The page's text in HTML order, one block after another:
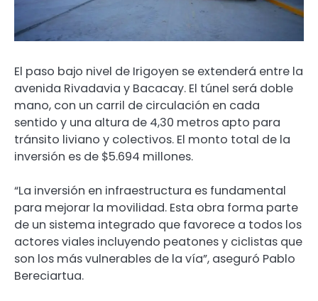
El paso bajo nivel de Irigoyen se extenderá entre la
avenida Rivadavia y Bacacay. El túnel será doble
mano, con un carril de circulación en cada
sentido y una altura de 4,30 metros apto para
tránsito liviano y colectivos. El monto total de la
inversión es de $5.694 millones.
“La inversión en infraestructura es fundamental
para mejorar la movilidad. Esta obra forma parte
de un sistema integrado que favorece a todos los
actores viales incluyendo peatones y ciclistas que
son los más vulnerables de la vía”, aseguró Pablo
Bereciartua.